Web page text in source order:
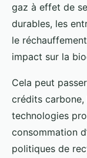
gaz à effet de
durables, les
le
impact sur la
Cela peut
crédits carbone,
technologies
consommation
politiques de